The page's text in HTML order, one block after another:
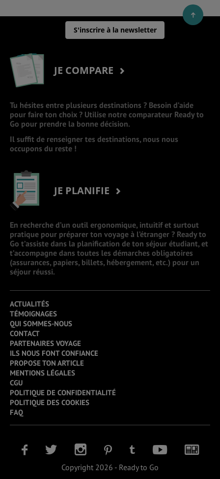
S'inscrire à la newsletter
JE COMPARE
Tu hésites entre plusieurs destinations ? Besoin d’aide
pour faire ton choix ? Utilise notre comparateur Ready to
Go pour prendre la bonne décision.
Il suffit de renseigner tes destinations, nous nous
occupons du reste !
JE PLANIFIE
En recherche d’un outil ergonomique, intuitif et surtout
pratique pour préparer ton voyage à l’étranger ? Ready to
Go t’assiste dans la planification de ton séjour étudiant, et
t’accompagne dans toutes les démarches obligatoires
(assurances, papiers, billets, hébergement, etc.) pour un
séjour réussi.
ACTUALITÉS
TÉMOIGNAGES
QUI SOMMES-NOUS
CONTACT
PARTENAIRES VOYAGE
ILS NOUS FONT CONFIANCE
PROPOSE TON ARTICLE
MENTIONS LÉGALES
CGU
POLITIQUE DE CONFIDENTIALITÉ
POLITIQUE DES COOKIES
FAQ
Copyright 2026 - Ready to Go